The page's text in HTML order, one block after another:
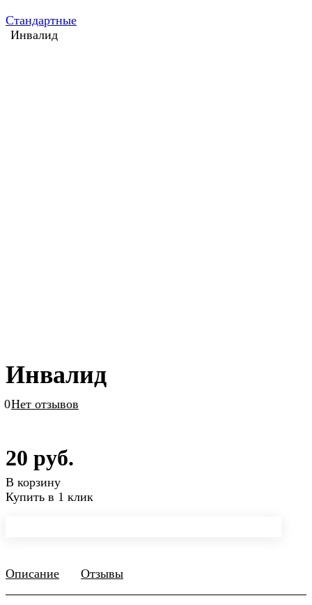
Стандартные
Инвалид
Инвалид
0Нет отзывов
20 руб.
В корзину
Купить в 1 клик
Описание Отзывы